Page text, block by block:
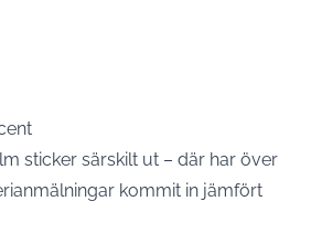
sticker särskilt ut – där har över
kommit in jämfört